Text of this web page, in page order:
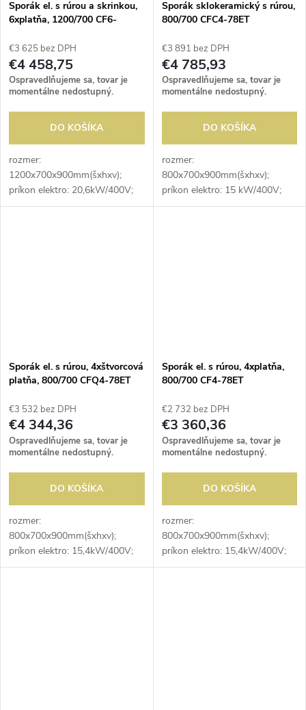
Sporák el. s rúrou a skrinkou,
6xplatňa, 1200/700 CF6-
€3 625 bez DPH
€4 458,75
Ospravedlňujeme sa, tovar je
momentálne nedostupný.
DO KOŠÍKA
rozmer:
1200x700x900mm(šxhxv);
príkon elektro: 20,6kW/400V;
elektrický príkon platní:
Sporák sklokeramický s rúrou,
800/700 CFC4-78ET
€3 891 bez DPH
€4 785,93
Ospravedlňujeme sa, tovar je
momentálne nedostupný.
DO KOŠÍKA
rozmer:
800x700x900mm(šxhxv);
príkon elektro: 15 kW/400V;
elektrický príkon varných zón:
Sporák el. s rúrou, 4xštvorcová
platňa, 800/700 CFQ4-78ET
€3 532 bez DPH
€4 344,36
Ospravedlňujeme sa, tovar je
momentálne nedostupný.
DO KOŠÍKA
rozmer:
800x700x900mm(šxhxv);
príkon elektro: 15,4kW/400V;
elektrický príkon platní:
Sporák el. s rúrou, 4xplatňa,
800/700 CF4-78ET
€2 732 bez DPH
€3 360,36
Ospravedlňujeme sa, tovar je
momentálne nedostupný.
DO KOŠÍKA
rozmer:
800x700x900mm(šxhxv);
príkon elektro: 15,4kW/400V;
elektrický príkon platní: